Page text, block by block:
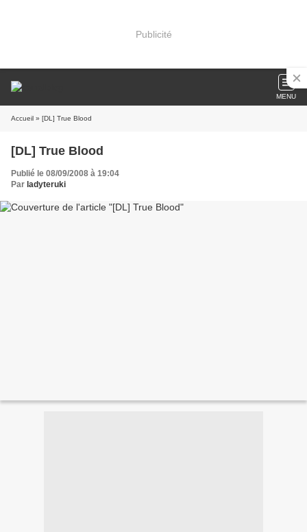
Publicité
MENU
Accueil » [DL] True Blood
[DL] True Blood
Publié le 08/09/2008 à 19:04
Par ladyteruki